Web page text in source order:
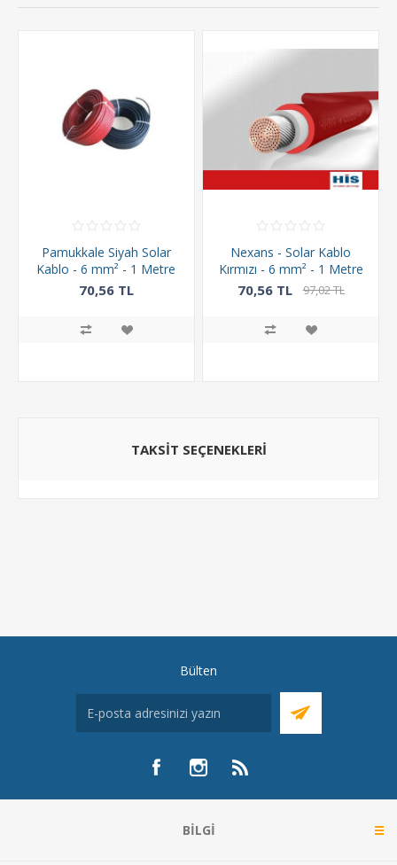
Pamukkale Siyah Solar
Kablo - 6 mm² - 1 Metre
70,56 TL
Nexans - Solar Kablo
Kırmızı - 6 mm² - 1 Metre
70,56 TL 97,02 TL
TAKSIT SEÇENEKLERI
Bülten
BILGI